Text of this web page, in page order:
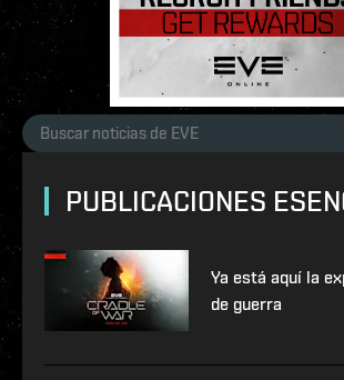
PUBLICACIONES
Ya está aquí la
de guerra